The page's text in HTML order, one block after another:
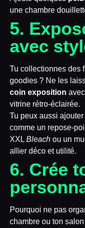
une chambre
5.
avec
Tu collectionnes des
goodies ? Ne les
coin exposition
vitrine rétro-éclairée.
Tu peux aussi
comme un repose-
XXL Bleach ou un
allier déco et utilité.
6. Crée
Pourquoi ne pas
chambre ou ton